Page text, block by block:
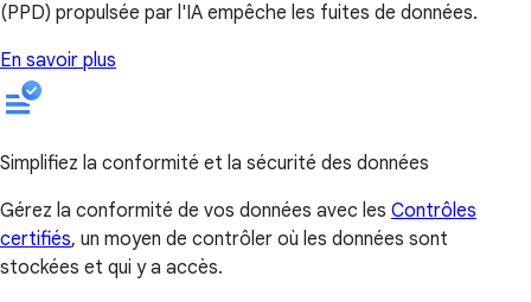
(PPD) propulsée par l'IA empêche les fuites de données.
En savoir plus
Simplifiez la conformité et la sécurité des données
Gérez la conformité de vos données avec les Contrôles
certifiés, un moyen de contrôler où les données sont
stockées et qui y a accès.